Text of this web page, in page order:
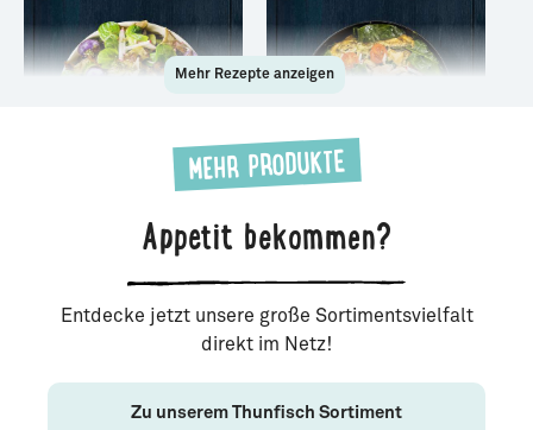
Thunfischsalat mit
Frittata mit Thunfisch
Mehr Rezepte anzeigen
MEHR PRODUKTE
Appetit bekommen?
Entdecke jetzt unsere große Sortimentsvielfalt
direkt im Netz!
Zu unserem Thunfisch Sortiment